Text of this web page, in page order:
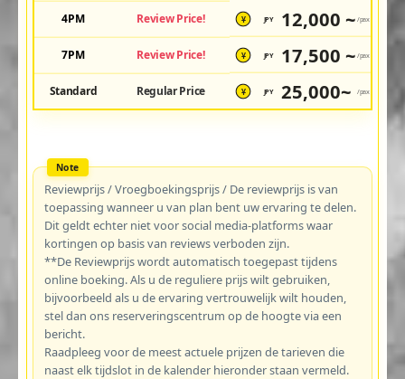
4PM Review Price! ¥ JPY 12,000 ~ /pax
7PM Review Price! ¥ JPY 17,500 ~ /pax
Standard Regular Price ¥ JPY 25,000~ /pax
Reviewprijs / Vroegboekingsprijs / De reviewprijs is van
toepassing wanneer u van plan bent uw ervaring te delen.
Dit geldt echter niet voor social media-platforms waar
kortingen op basis van reviews verboden zijn.
**De Reviewprijs wordt automatisch toegepast tijdens
online boeking. Als u de reguliere prijs wilt gebruiken,
bijvoorbeeld als u de ervaring vertrouwelijk wilt houden,
stel dan ons reserveringscentrum op de hoogte via een
bericht.
Raadpleeg voor de meest actuele prijzen de tarieven die
naast elk tijdslot in de kalender hieronder staan vermeld.